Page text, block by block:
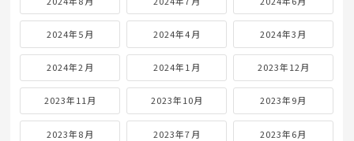
2024年5月 2024年4月 2024年3月
2024年2月 2024年1月 2023年12月
2023年11月 2023年10月 2023年9月
2023年8月 2023年7月 2023年6月